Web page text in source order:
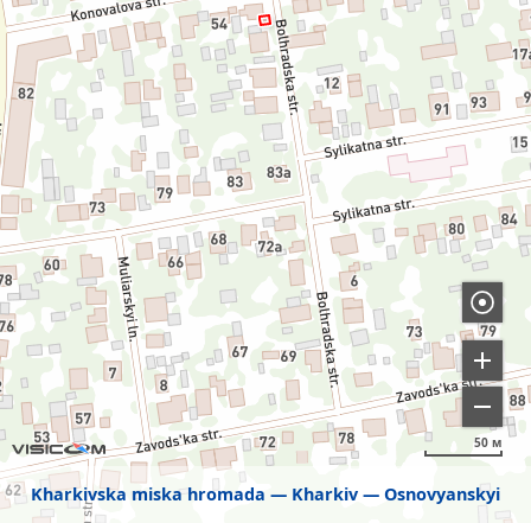
Kharkivska miska hromada Kharkiv Osnovyanskyi
50 м